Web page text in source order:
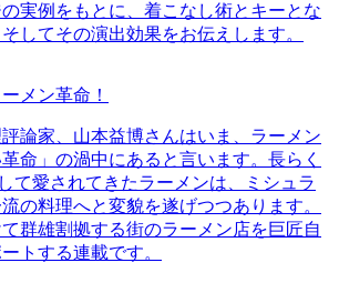
実例をもとに、着こなし術とキーとな
してその演出効果をお伝えします。
メン革命！
論家、山本益博さんはいま、ラーメン
命」の渦中にあると言います。長らく
て愛されてきたラーメンは、ミシュラ
の料理へと変貌を遂げつつあります。
群雄割拠する街のラーメン店を巨匠自
トする連載です。